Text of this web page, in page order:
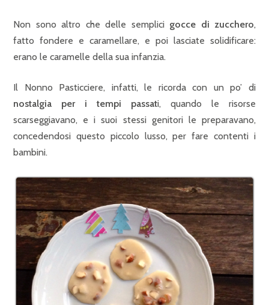
Non sono altro che delle semplici gocce di zucchero,
fatto fondere e caramellare, e poi lasciate solidificare:
erano le caramelle della sua infanzia.
Il Nonno Pasticciere, infatti, le ricorda con un po’ di
nostalgia per i tempi passati, quando le risorse
scarseggiavano, e i suoi stessi genitori le preparavano,
concedendosi questo piccolo lusso, per fare contenti i
bambini.